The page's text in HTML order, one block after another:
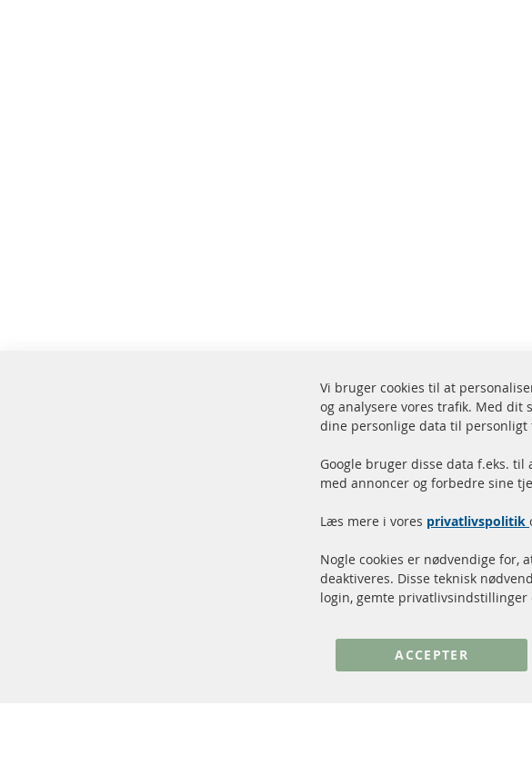
Forsendelse inden for
Varer på lager
Hurtige
Katalysator (KAT)
Sensorer
Vi bruger cookies til at
og analysere vores trafik. Med dit
dine personlige data til personligt
Google bruger disse data f.eks.
med annoncer og forbedre sine
Læs mere i vores privatlivspolitik
Nogle cookies er nødvendige for,
deaktiveres. Disse teknisk
login, gemte
ACCEPTER